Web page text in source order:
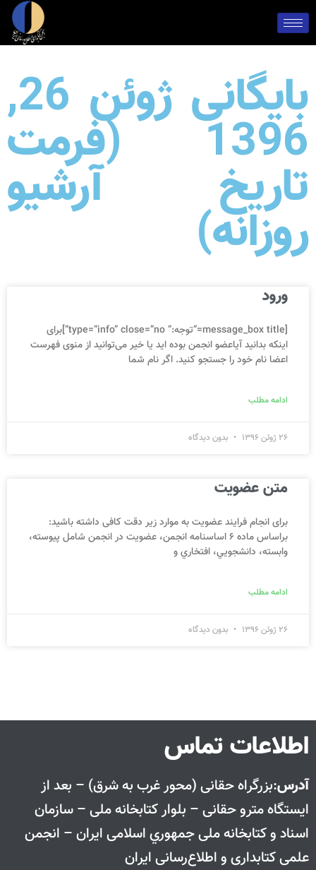
بایگانی ژوئن 26,
1396 (فرمت
تاریخ آرشیو
روزانه)
ورود
[message_box title=”توجه:” type=”info” close=”no”]برای
اینکه بدانید آیاعضو انجمن بوده اید یا خیر می‌توانید از منوی فهرست
اعضا نام خود را جستجو کنید. اگر نام شما
ادامه مطلب
26 ژوئن 1396 بدون دیدگاه
متن عضویت
برای انجام فرایند عضویت به موارد زیر دقت کافی داشته باشید:
براساس ماده 6 اساسنامه انجمن، عضويت در انجمن شامل پيوسته،
وابسته، دانشجويي، افتخاري و
ادامه مطلب
26 ژوئن 1396 بدون دیدگاه
اطلاعات تماس
آدرس:بزرگراه حقانی (محور غرب به شرق) – بعد از
ايستگاه مترو حقانی – بلوار كتابخانه ملی – سازمان
اسناد و كتابخانه ملی جمهوري اسلامی ايران – انجمن
علمی کتابداری و اطلاع‌رسانی ایران